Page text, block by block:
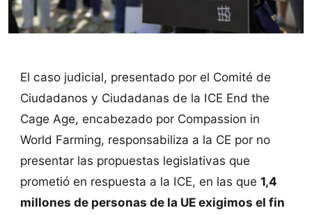
El caso judicial, presentado por el Comité de
Ciudadanos y Ciudadanas de la ICE End the
Cage Age, encabezado por Compassion in
World Farming, responsabiliza a la CE por no
presentar las propuestas legislativas que
prometió en respuesta a la ICE, en las que 1,4
millones de personas de la UE exigimos el fin